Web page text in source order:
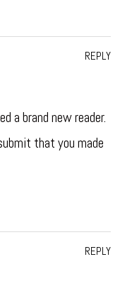
a brand new reader.
that you made
REPLY
REPLY